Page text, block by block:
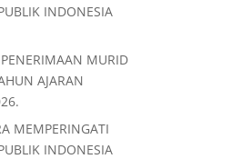
INDONESIA
MURID
AJARAN
MEMPERINGATI
INDONESIA